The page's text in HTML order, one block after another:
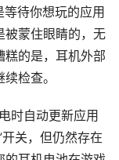
待你想玩的应用
被蒙住眼睛的，无
糕的是，耳机外部
检查。
时自动更新应用
关，但仍然存在